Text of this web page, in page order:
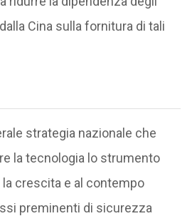
Cina sulla fornitura di tali
strategia nazionale che
la tecnologia lo strumento
crescita e al contempo
preminenti di sicurezza